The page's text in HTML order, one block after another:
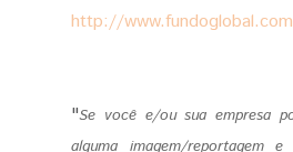
http://
"Se você e/ou sua empresa
alguma imagem/reportagem